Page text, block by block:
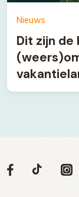
Nieuws
Dit zijn de
Volg
Social
Volg
Volg